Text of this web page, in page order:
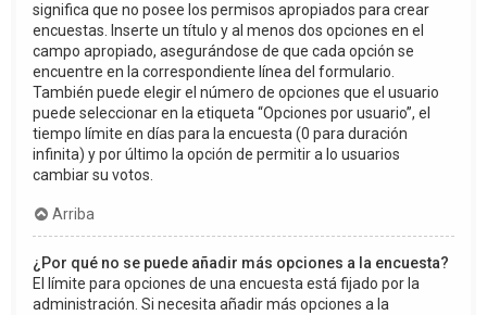
significa que no posee los permisos apropiados para crear
encuestas. Inserte un título y al menos dos opciones en el
campo apropiado, asegurándose de que cada opción se
encuentre en la correspondiente línea del formulario.
También puede elegir el número de opciones que el usuario
puede seleccionar en la etiqueta “Opciones por usuario”, el
tiempo límite en días para la encuesta (0 para duración
infinita) y por último la opción de permitir a lo usuarios
cambiar su votos.
Arriba
¿Por qué no se puede añadir más opciones a la encuesta?
El límite para opciones de una encuesta está fijado por la
administración. Si necesita añadir más opciones a la